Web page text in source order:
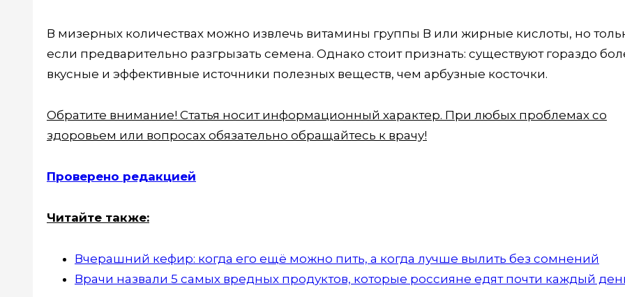
В мизерных количествах можно извлечь витамины группы В или жирные кислоты, но
если предварительно разгрызать семена. Однако стоит признать: существуют гораздо
вкусные и эффективные источники полезных веществ, чем арбузные косточки.
Обратите внимание! Статья носит информационный характер. При любых проблемах со
здоровьем или вопросах обязательно обращайтесь к врачу!
Проверено редакцией
Читайте также:
Вчерашний кефир: когда его ещё можно пить, а когда лучше вылить без сомнений
Врачи назвали 5 самых вредных продуктов, которые россияне едят почти каждый